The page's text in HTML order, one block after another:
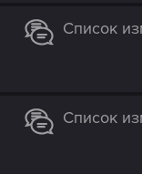
Список
Список